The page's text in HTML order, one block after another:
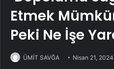
Etmek
Peki Ne İşe
ÜMİT SAVĞA Nisan 21, 2024